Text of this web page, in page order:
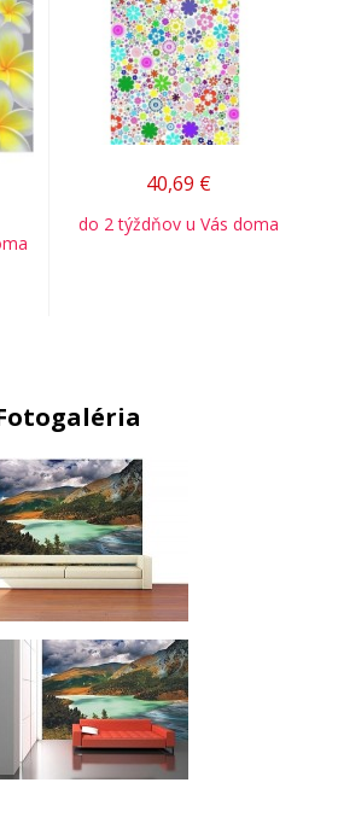
40,69 €
do 2 týždňov u Vás doma